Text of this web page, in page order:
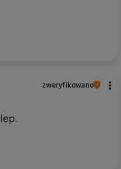
zweryfikowano